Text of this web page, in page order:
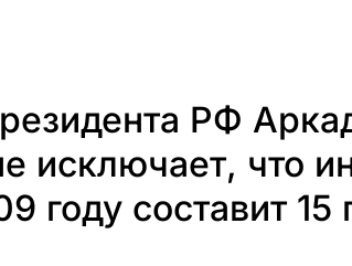
РФ
исключает, что
году составит 15